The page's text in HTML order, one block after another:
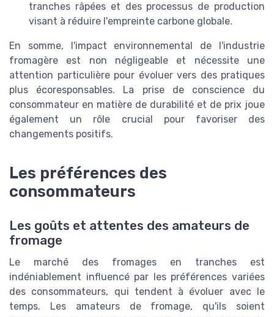
tranches râpées et des processus de production
visant à réduire l'empreinte carbone globale.
En somme, l'impact environnemental de l'industrie
fromagère est non négligeable et nécessite une
attention particulière pour évoluer vers des pratiques
plus écoresponsables. La prise de conscience du
consommateur en matière de durabilité et de prix joue
également un rôle crucial pour favoriser des
changements positifs.
Les préférences des
consommateurs
Les goûts et attentes des amateurs de
fromage
Le marché des fromages en tranches est
indéniablement influencé par les préférences variées
des consommateurs, qui tendent à évoluer avec le
temps. Les amateurs de fromage, qu'ils soient